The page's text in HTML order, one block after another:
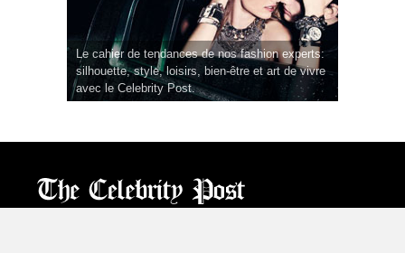
Le cahier de tendances de nos fashion experts:
silhouette, style, loisirs, bien-être et art de vivre
avec le Celebrity Post.